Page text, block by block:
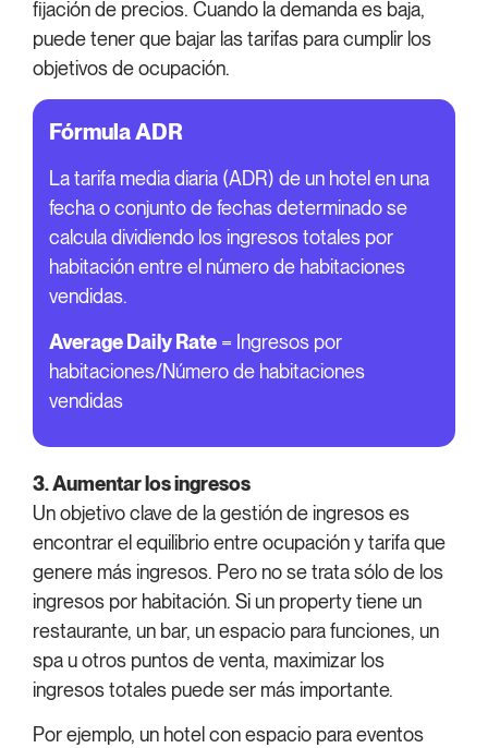
fijación de precios. Cuando la demanda es baja,
puede tener que bajar las tarifas para cumplir los
objetivos de ocupación.
Fórmula ADR
La tarifa media diaria (ADR) de un hotel en una
fecha o conjunto de fechas determinado se
calcula dividiendo los ingresos totales por
habitación entre el número de habitaciones
vendidas.
Average Daily Rate = Ingresos por
habitaciones/Número de habitaciones
vendidas
3. Aumentar los ingresos
Un objetivo clave de la gestión de ingresos es
encontrar el equilibrio entre ocupación y tarifa que
genere más ingresos. Pero no se trata sólo de los
ingresos por habitación. Si un property tiene un
restaurante, un bar, un espacio para funciones, un
spa u otros puntos de venta, maximizar los
ingresos totales puede ser más importante.
Por ejemplo, un hotel con espacio para eventos